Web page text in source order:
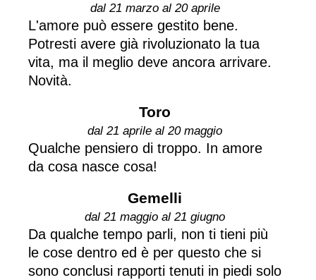
dal 21 marzo al 20 aprile
L'amore può essere gestito bene.
Potresti avere già rivoluzionato la tua
vita, ma il meglio deve ancora arrivare.
Novità.
Toro
dal 21 aprile al 20 maggio
Qualche pensiero di troppo. In amore
da cosa nasce cosa!
Gemelli
dal 21 maggio al 21 giugno
Da qualche tempo parli, non ti tieni più
le cose dentro ed è per questo che si
sono conclusi rapporti tenuti in piedi solo